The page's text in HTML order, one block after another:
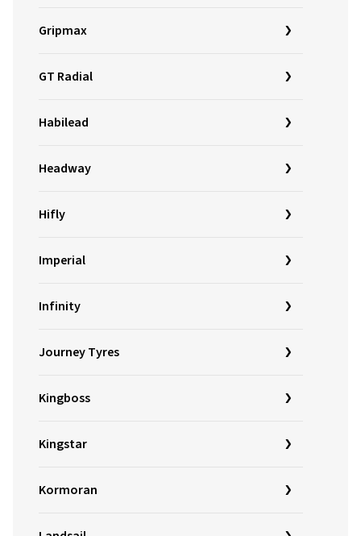
Gripmax
GT Radial
Habilead
Headway
Hifly
Imperial
Infinity
Journey Tyres
Kingboss
Kingstar
Kormoran